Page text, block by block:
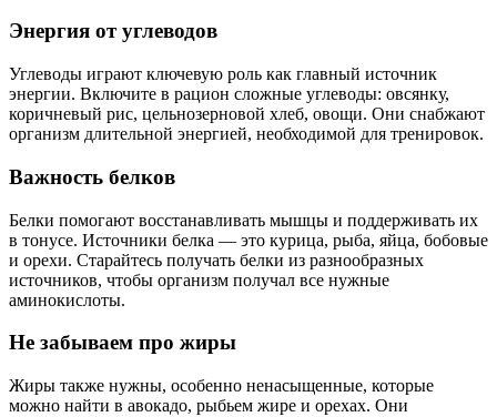
Энергия от углеводов
Углеводы играют ключевую роль как главный источник
энергии. Включите в рацион сложные углеводы: овсянку,
коричневый рис, цельнозерновой хлеб, овощи. Они снабжают
организм длительной энергией, необходимой для тренировок.
Важность белков
Белки помогают восстанавливать мышцы и поддерживать их
в тонусе. Источники белка — это курица, рыба, яйца, бобовые
и орехи. Старайтесь получать белки из разнообразных
источников, чтобы организм получал все нужные
аминокислоты.
Не забываем про жиры
Жиры также нужны, особенно ненасыщенные, которые
можно найти в авокадо, рыбьем жире и орехах. Они